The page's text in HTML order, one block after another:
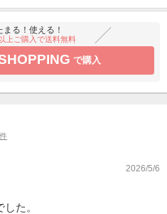
る！使える！
上ご購入で送料無料
で購入
2026/5/6
た。